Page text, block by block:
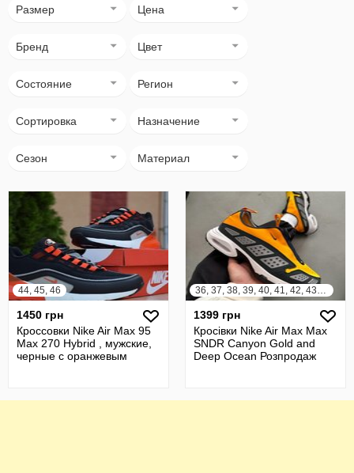
Размер Цена
Бренд Цвет
Состояние Регион
Сортировка Назначение
Сезон Материал
44, 45, 46
1450 грн
Кроссовки Nike Air Max 95
Max 270 Hybrid , мужские,
черные с оранжевым
36, 37, 38, 39, 40, 41, 42, 43, 44, 45
1399 грн
Кросівки Nike Air Max Max
SNDR Canyon Gold and
Deep Ocean Розпродаж